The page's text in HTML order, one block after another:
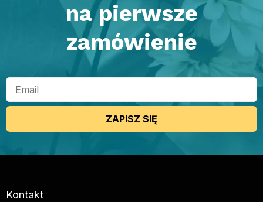
na pierwsze
zamówienie
ZAPISZ SIĘ
Kontakt